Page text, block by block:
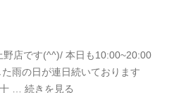
野店です(^^)/ 本日も10:00~20:00
雨の日が連日続いております
十 … 続きを見る